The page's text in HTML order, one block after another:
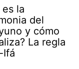
es la
del
y cómo
La regla
Ifá